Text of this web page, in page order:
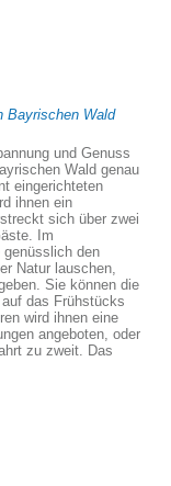
Bayrischen Wald
und Genuss
Wald genau
eingerichteten
ihnen ein
sich über zwei
Im
genüsslich den
Natur lauschen,
Sie können die
das Frühstücks
wird ihnen eine
angeboten, oder
zu zweit. Das